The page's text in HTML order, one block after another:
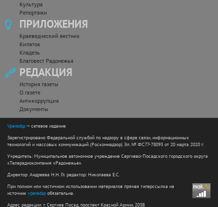
Культура
Репортажи
ПРИЛОЖЕНИЯ
Краеведческий вестник
Кипяток
Кладезь
Благовест Радонежья
РЕДАКЦИЯ
История газеты
О газете
Антикоррупция
Документы
Vperedsp — сетевое издание
Зарегистрировано Федеральной службой по надзору в сфере связи, информационных
технологий и массовых коммуникаций (Роскомнадзор) Эл. № ФС77-78093 от 20 марта 2020 г.
Учредитель: Муниципальное автономное учреждение Сергиево-Посадского городского округа
«Телерадиокомпания «Радонежье».
Директор: Андреева Н.Н. Гл. редактор: Николаева Е.С.
При полном или частичном использовании материалов прямая гиперссылка на
источник vperedsp обязательна.
Адрес редакции: г. Сергиев Посад, проспект Красной Армии, 203В